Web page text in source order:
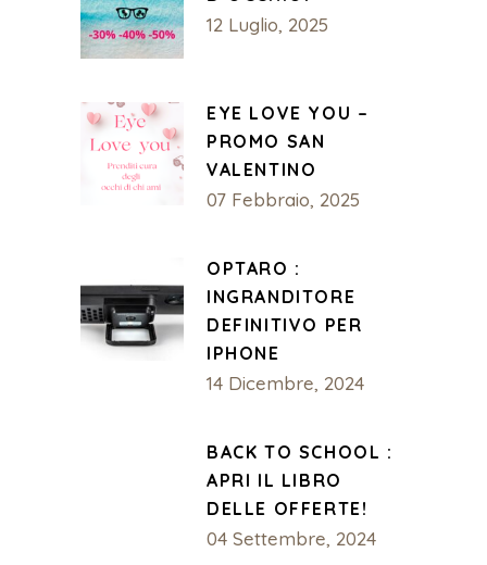
12 Luglio, 2025
EYE LOVE YOU –
PROMO SAN
VALENTINO
07 Febbraio, 2025
OPTARO :
INGRANDITORE
DEFINITIVO PER
IPHONE
14 Dicembre, 2024
BACK TO SCHOOL :
APRI IL LIBRO
DELLE OFFERTE!
04 Settembre, 2024